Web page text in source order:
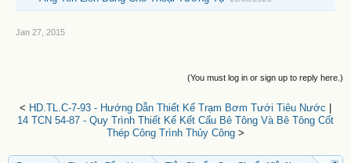
Jan 27, 2015
(You must log in or sign up to reply here.)
< HD.TL.C-7-93 - Hướng Dẫn Thiết Kế Trạm Bơm Tưới Tiêu Nước
14 TCN 54-87 - Quy Trình Thiết Kế Kết Cấu Bê Tông Và Bê Tông Cốt
Thép Công Trình Thủy Công >